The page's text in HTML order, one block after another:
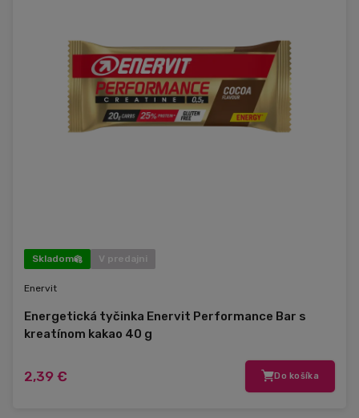
Skladom V predajni
Enervit
Energetická tyčinka Enervit Performance Bar s
kreatínom kakao 40 g
2,39 € Do košíka